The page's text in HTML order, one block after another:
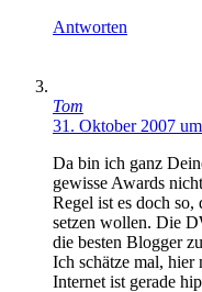
Antworten
Tom
31. Oktober 2007
Da bin ich ganz
gewisse Awards
Regel ist es doch so,
setzen wollen. Die
die besten Blogger
Ich schätze mal, hier
Internet ist gerade